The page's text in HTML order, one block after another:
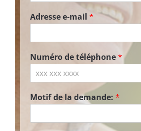
Adresse e-mail*
Numéro de téléphone*
Motif de la demande:*